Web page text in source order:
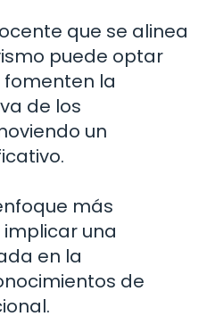
que se alinea
puede optar
la
de los
un
más
una
en la
de